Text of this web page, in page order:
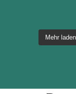
Mehr